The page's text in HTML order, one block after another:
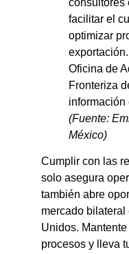
facilitar el
optimizar
Oficina de
Fronteriza
información
(Fuente:
México)
Cumplir con las
solo asegura
también abre
mercado
Unidos.
procesos y lleva